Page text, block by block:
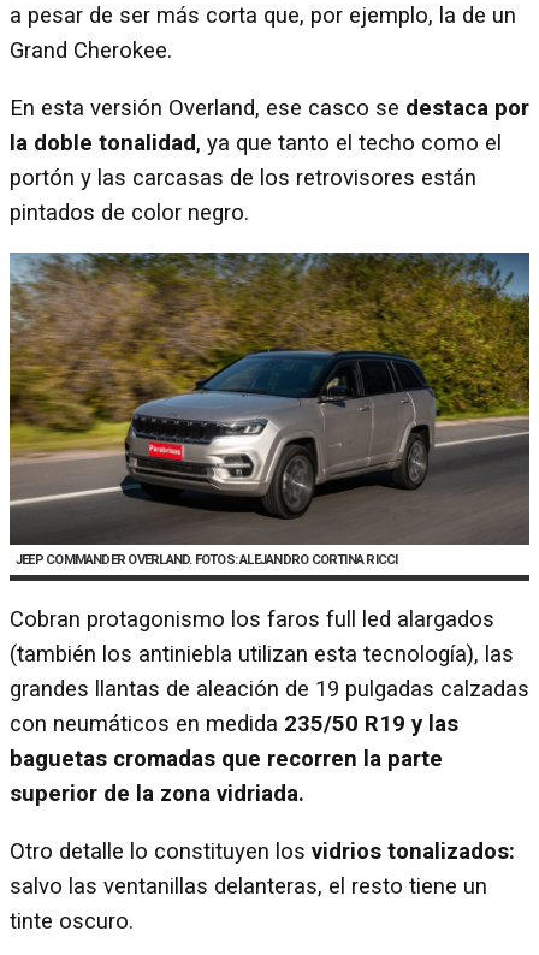
a pesar de ser más corta que, por ejemplo, la de un
Grand Cherokee.
En esta versión Overland, ese casco se destaca por
la doble tonalidad, ya que tanto el techo como el
portón y las carcasas de los retrovisores están
pintados de color negro.
JEEP COMMANDER OVERLAND. FOTOS: ALEJANDRO CORTINA RICCI
Cobran protagonismo los faros full led alargados
(también los antiniebla utilizan esta tecnología), las
grandes llantas de aleación de 19 pulgadas calzadas
con neumáticos en medida 235/50 R19 y las
baguetas cromadas que recorren la parte
superior de la zona vidriada.
Otro detalle lo constituyen los vidrios tonalizados:
salvo las ventanillas delanteras, el resto tiene un
tinte oscuro.